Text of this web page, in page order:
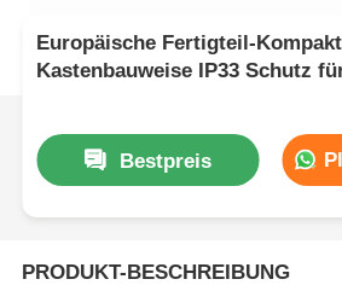
Europäische Fertigteil-
Kastenbauweise IP33 Schutz
Bestpreis
PRODUKT-BESCHREIBUNG